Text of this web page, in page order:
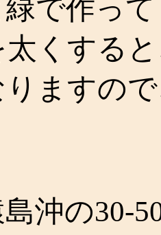
で作っ
くする
ますの
沖の30-